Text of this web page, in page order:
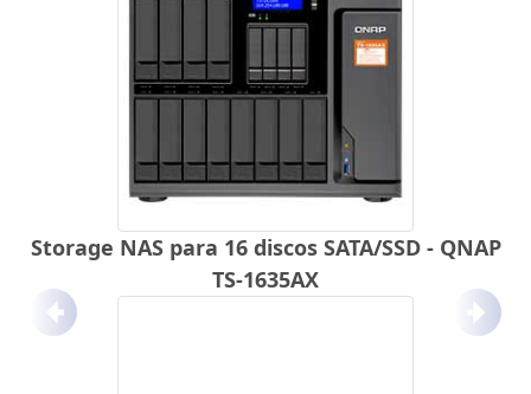
Storage NAS para 16 discos SATA/SSD - QNAP
TS-1635AX
Anterior